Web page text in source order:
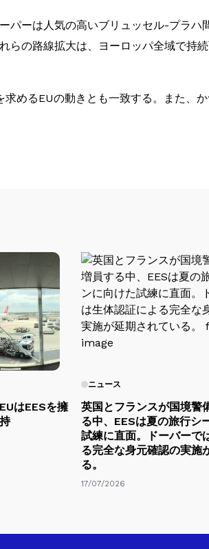
パーは人気の高いブリュッセル-プラ
の路線拡大は、ヨーロッパ全域で持
めるEUの動きとも一致する。また、
はEESを擁
ニュース
英国とフランスが国境警
る中、EESは夏の旅行シ
試練に直面。ドーバーで
る完全な身元確認の実施
る。
17/07/2026